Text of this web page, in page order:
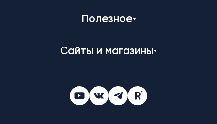
Полезное
Сайты и магазины